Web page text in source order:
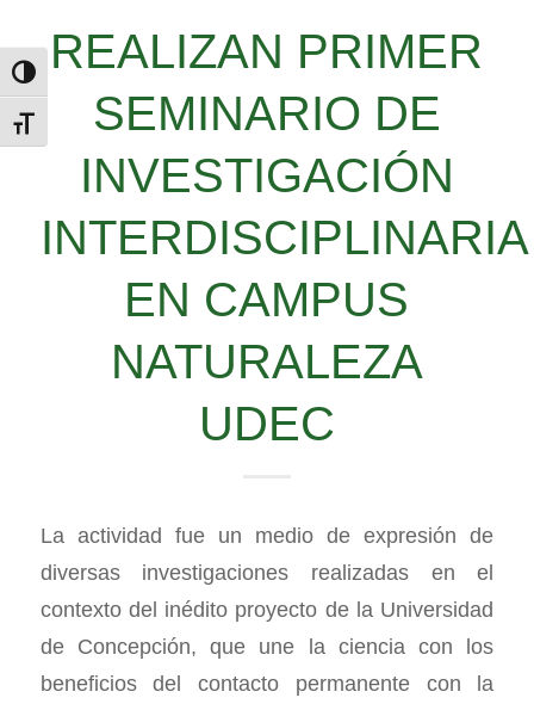
Alternar alto contraste
Alternar tamaño de letra
REALIZAN PRIMER
SEMINARIO DE
INVESTIGACIÓN
INTERDISCIPLINARIA
EN CAMPUS
NATURALEZA
UDEC
La actividad fue un medio de expresión de
diversas investigaciones realizadas en el
contexto del inédito proyecto de la Universidad
de Concepción, que une la ciencia con los
beneficios del contacto permanente con la